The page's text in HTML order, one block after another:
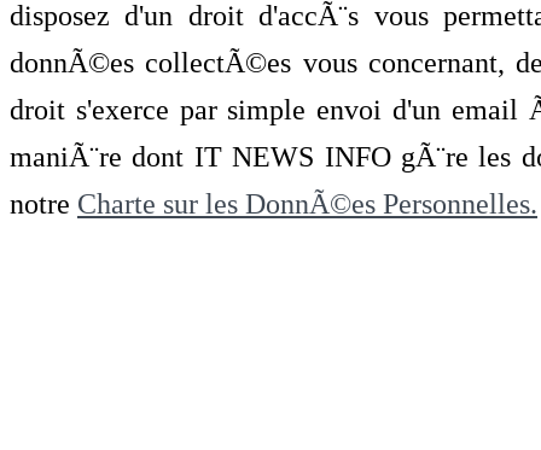
disposez d'un droit d'accÃ¨s vous
donnÃ©es collectÃ©es vous concernant,
droit s'exerce par simple envoi d'un
maniÃ¨re dont IT NEWS INFO gÃ¨re les
notre Charte sur les DonnÃ©es Personnelles.